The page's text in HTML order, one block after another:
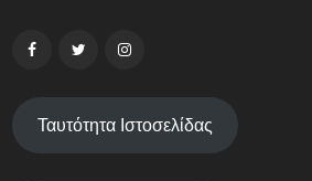
Ταυτότητα Ιστοσελίδας